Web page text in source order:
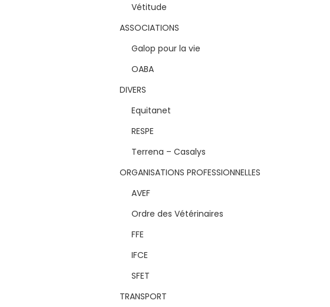
Vétitude
ASSOCIATIONS
Galop pour la vie
OABA
DIVERS
Equitanet
RESPE
Terrena – Casalys
ORGANISATIONS PROFESSIONNELLES
AVEF
Ordre des Vétérinaires
FFE
IFCE
SFET
TRANSPORT